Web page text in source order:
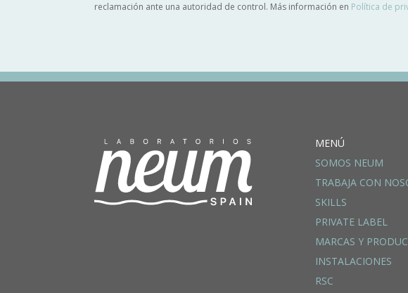
reclamación ante una autoridad de control. Más información en Política de
MENÚ
SOMOS NEUM
TRABAJA CON
SKILLS
PRIVATE LABEL
MARCAS Y
INSTALACIONES
RSC